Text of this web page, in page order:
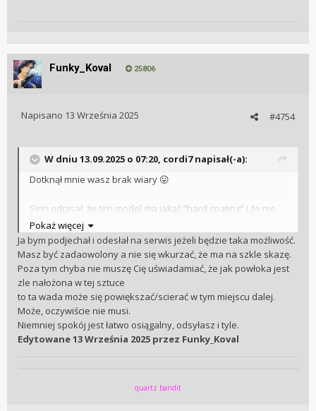
Funky_Koval 25806
#4754
Napisano 13 Września 2025
W dniu 13.09.2025 o 07:20, cordi7napisał(-a):
Dotknął mnie wasz brak wiary 😛
Sinn odpisał, że ten model ma jakąś “hard coating” i że nie
powinno dojść tak szybko do takiego uszkodzenia.
Musieliby sprawdzić i w tym celu należy zegarek odesłać do
nich, jeśli coś jest faktycznie na rzeczy wymienią szkło.
Umówiłem się, ze podjadę do mojego majstra, który jest
autoryzowanym sprzedawcą i serwisantem Sinna i rzuci
okiem.
Jeśli wg niego to będzie ubytek na zewnętrznej powłoce AR -
zegarek jedzie do serwisu, on organizuje wysyłkę.
Co byście na moim miejscu zrobili?
Pokaż więcej
Ja bym podjechał i odesłał na serwis jeżeli będzie taka możliwość.
Masz być zadaowolony a nie się wkurzać, że ma na szkle skazę.
Poza tym chyba nie muszę Cię uświadamiać, że jak powłoka jest
zle nałożona w tej sztuce
to ta wada może się powiększać/scierać w tym miejscu dalej.
Może, oczywiście nie musi.
Niemniej spokój jest łatwo osiągalny, odsyłasz i tyle.
Edytowane13 Września 2025 przez Funky_Koval
quartz bandit